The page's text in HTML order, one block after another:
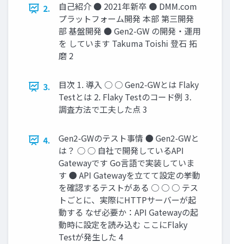
2.
自己紹介 ● 2021年新卒 ● DMM.com
プラットフォーム開発 本部 第三開発
部 基盤開発 ● Gen2-GW の開発・運用
を しています Takuma Toishi 登石 拓
磨 2
3.
目次 1. 導入 ○ ○ Gen2-GWとは Flaky
Testとは 2. Flaky Testのコード例 3.
調査方法で工夫した点 3
4.
Gen2-GWのテスト事情 ● Gen2-GWと
は？ ○ ○ 自社で開発しているAPI
Gatewayです Go言語で実装していま
す ● API Gatewayを立てて設定の挙動
を確認するテストがある ○ ○ ○ テス
トごとに、実際にHTTPサーバーが起
動する なぜ必要か：API Gatewayの起
動時に設定を読み込む ここにFlaky
Testが発生した 4